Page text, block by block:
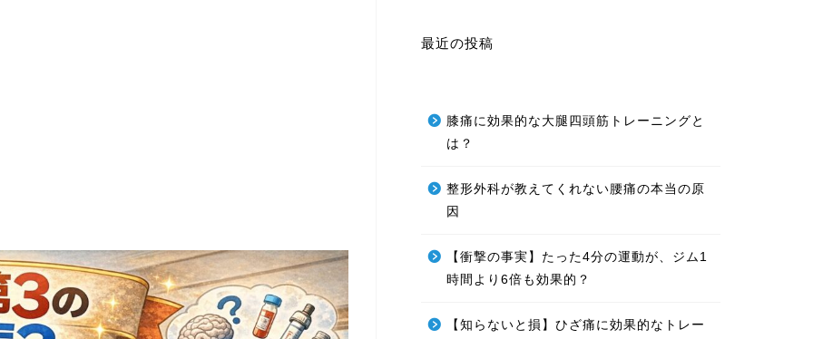
最近の投稿
膝痛に効果的な大腿四頭筋トレーニングと
は？
整形外科が教えてくれない腰痛の本当の原
因
【衝撃の事実】たった4分の運動が、ジム1
時間より6倍も効果的？
【知らないと損】ひざ痛に効果的なトレー